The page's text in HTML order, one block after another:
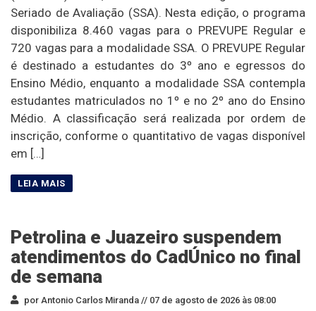
Seriado de Avaliação (SSA). Nesta edição, o programa
disponibiliza 8.460 vagas para o PREVUPE Regular e
720 vagas para a modalidade SSA. O PREVUPE Regular
é destinado a estudantes do 3º ano e egressos do
Ensino Médio, enquanto a modalidade SSA contempla
estudantes matriculados no 1º e no 2º ano do Ensino
Médio. A classificação será realizada por ordem de
inscrição, conforme o quantitativo de vagas disponível
em […]
Petrolina e Juazeiro suspendem
atendimentos do CadÚnico no final
de semana
por Antonio Carlos Miranda // 07 de agosto de 2026 às 08:00